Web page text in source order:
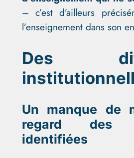
– c’est d’ailleurs
l’enseignement dans son
Des
Un manque de
regard des
identifiées